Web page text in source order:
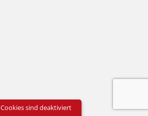
Cookies sind deaktiviert